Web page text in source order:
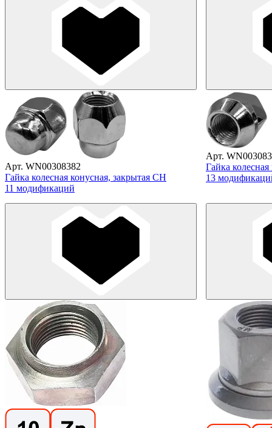
Арт. WN00308382
Гайка колесная конусная, закрытая CH
11 модификаций
Арт.
Гайка
13